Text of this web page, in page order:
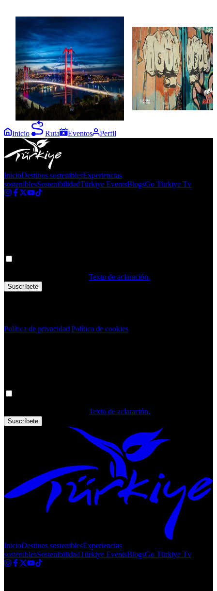
Seguro en İstanbul Seguro en
Türkiye
Una ciudad de belleza, curiosidad,
asombro y amor. Una ciudad
donde su gente se entrega a
prácticas adecuadas de higiene para
cuidarse unos a otros. Una ciudad
que es segura, una ciudad que tiene
su propia espalda… İstanbul.
İstanbul es el nuevo cool
La experiencia en el corazón de
dos continentes…
Inicio Ruta Eventos Perfil
InicioDestinos sosteniblesExperiencias
sosteniblesSostenibilidadTürkiye EventsBlogsGo Türkiye Tv
Texto de aclaración.
Suscríbete
Política de privacidad Política de cookies
Texto de aclaración.
Suscríbete
InicioDestinos sosteniblesExperiencias
sosteniblesSostenibilidadTürkiye EventsBlogsGo Türkiye Tv